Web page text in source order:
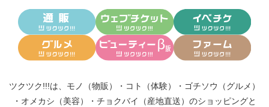
ツクツク!!!は、 モノ（物販） ・ コト（体験） ・ ゴチソウ（グルメ）
・ オメカシ（美容） ・ チョクバイ（産地直送） のショッピングと